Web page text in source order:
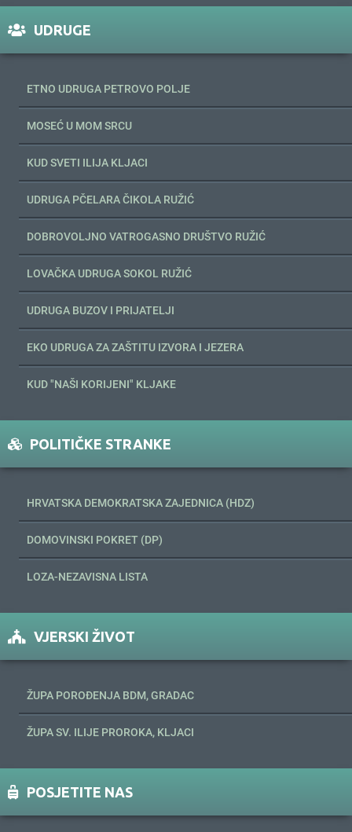
UDRUGE
ETNO UDRUGA PETROVO POLJE
MOSEĆ U MOM SRCU
KUD SVETI ILIJA KLJACI
UDRUGA PČELARA ČIKOLA RUŽIĆ
DOBROVOLJNO VATROGASNO DRUŠTVO RUŽIĆ
LOVAČKA UDRUGA SOKOL RUŽIĆ
UDRUGA BUZOV I PRIJATELJI
EKO UDRUGA ZA ZAŠTITU IZVORA I JEZERA
KUD "NAŠI KORIJENI" KLJAKE
POLITIČKE STRANKE
HRVATSKA DEMOKRATSKA ZAJEDNICA (HDZ)
DOMOVINSKI POKRET (DP)
LOZA-NEZAVISNA LISTA
VJERSKI ŽIVOT
ŽUPA POROĐENJA BDM, GRADAC
ŽUPA SV. ILIJE PROROKA, KLJACI
POSJETITE NAS